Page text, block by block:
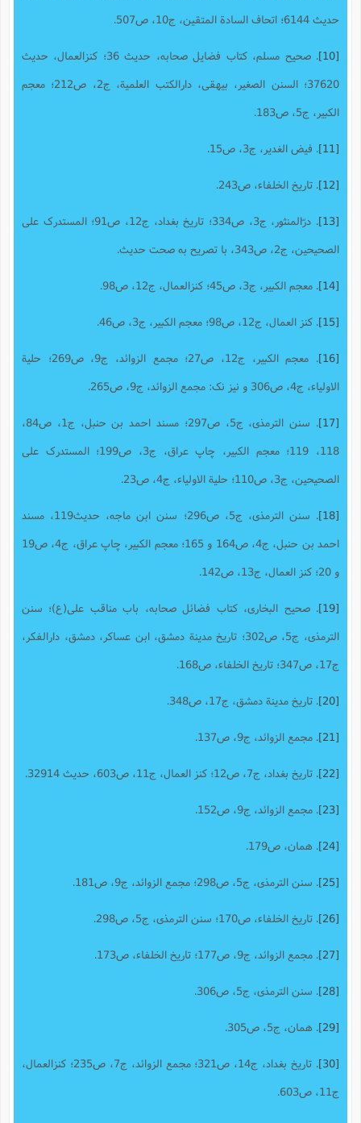
حدیث 6144؛ اتحاف السادة المتقین، ج10، ص507.
. صحیح مسلم، کتاب فضایل صحابه، حدیث 36؛ کنزالعمال، حدیث
37620؛ السنن الصغیر، بیهقی، دارالکتب العلمیة، ج2، ص212؛ معجم
الکبیر، ج5، ص183.
. فیض الغدیر، ج3، ص15.
. تاریخ الخلفاء، ص243.
. درّالمنثور، ج3، ص334؛ تاریخ بغداد، ج12، ص91؛ المستدرک علی
الصحیحین، ج2، ص343، با تصریح به صحت حدیث.
. معجم الکبیر، ج3، ص45؛ کنزالعمال، ج12، ص98.
. کنز العمال، ج12، ص98؛ معجم الکبیر، ج3، ص46.
. معجم الکبیر، ج12، ص27؛ مجمع الزوائد، ج9، ص269؛ حلیة
الاولیاء، ج4، ص306 و نیز نک: مجمع الزوائد، ج9، ص265.
. سنن الترمذی، ج5، ص297؛ مسند احمد بن حنبل، ج1، ص84،
118، 119؛ معجم الکبیر، چاپ عراق، ج3، ص199؛ المستدرک علی
الصحیحین، ج3، ص110؛ حلیة الاولیاء، ج4، ص23.
. سنن الترمذی، ج5، ص296؛ سنن ابن ماجه، حدیث119، مسند
احمد بن حنبل، ج4، ص164 و 165؛ معجم الکبیر، چاپ عراق، ج4، ص19
و 20؛ کنز العمال، ج13، ص142.
. صحیح البخاری، کتاب فضائل صحابه، باب مناقب علی(ع)؛ سنن
الترمذی، ج5، ص302؛ تاریخ مدینة دمشق، ابن عساکر، دمشق، دارالفکر،
ج17، ص347؛ تاریخ الخلفاء، ص168.
. تاریخ مدینة دمشق، ج17، ص348.
. مجمع الزوائد، ج9، ص137.
. تاریخ بغداد، ج7، ص12؛ کنز العمال، ج11، ص603، حدیث 32914.
. مجمع الزوائد، ج9، ص152.
. همان، ص179.
. سنن الترمذی، ج5، ص298؛ مجمع الزوائد، ج9، ص181.
. تاریخ الخلفاء، ص170؛ سنن الترمذی، ج5، ص298.
. مجمع الزوائد، ج9، ص177؛ تاریخ الخلفاء، ص173.
. سنن الترمذی، ج5، ص306.
. همان، ج5، ص305.
. تاریخ بغداد، ج14، ص321؛ مجمع الزوائد، ج7، ص235؛ کنزالعمال،
ج11، ص603.